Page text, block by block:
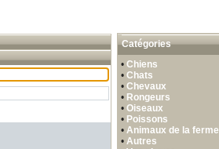
Catégories
•Chiens
•Chats
•Chevaux
• Rongeurs
•Oiseaux
• Poissons
• Animaux de la ferme
• Autres